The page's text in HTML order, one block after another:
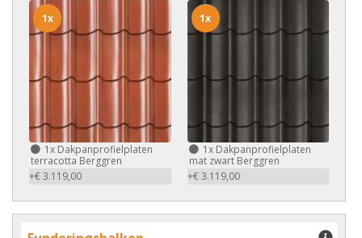
1x Dakpanprofielplaten
terracotta Berggren
+€ 3.119,00
1x
1xDakpanprofielplaten
mat zwart Berggren
+€ 3.119,00
1x